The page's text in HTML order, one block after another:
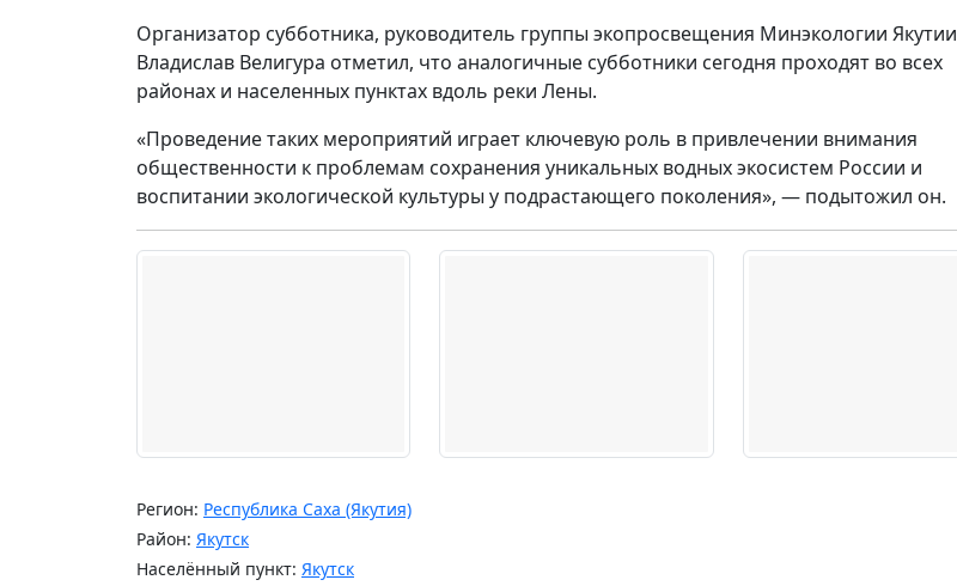
Организатор субботника, руководитель группы экопросвещения Минэкологии Якутии
Владислав Велигура отметил, что аналогичные субботники сегодня проходят во всех
районах и населенных пунктах вдоль реки Лены.
«Проведение таких мероприятий играет ключевую роль в привлечении внимания
общественности к проблемам сохранения уникальных водных экосистем России и
воспитании экологической культуры у подрастающего поколения», — подытожил он.
Регион: Республика Саха (Якутия)
Район: Якутск
Населённый пункт: Якутск